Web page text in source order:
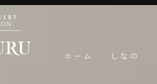
ホーム しなの